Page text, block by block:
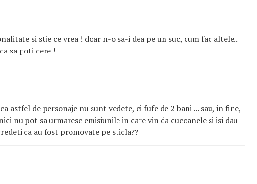
si stie ce vrea ! doar n-o sa-i dea pe un suc, cum fac altele..
sa poti cere !
astfel de personaje nu sunt vedete, ci fufe de 2 bani ... sau, in fine,
nu pot sa urmaresc emisiunile in care vin da cucoanele si isi dau
ca au fost promovate pe sticla??